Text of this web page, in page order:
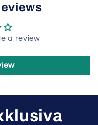
a review